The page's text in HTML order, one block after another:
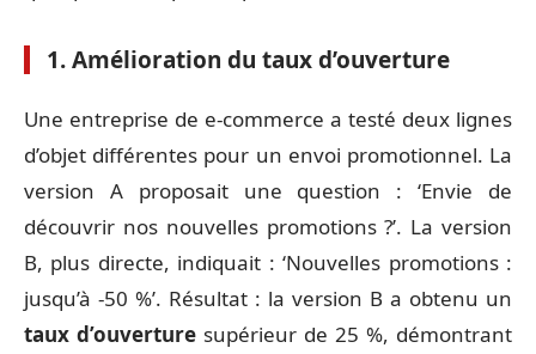
1. Amélioration du taux d’ouverture
Une entreprise de e-commerce a testé deux lignes
d’objet différentes pour un envoi promotionnel. La
version A proposait une question : ‘Envie de
découvrir nos nouvelles promotions ?’. La version
B, plus directe, indiquait : ‘Nouvelles promotions :
jusqu’à -50 %’. Résultat : la version B a obtenu un
taux d’ouverture supérieur de 25 %, démontrant